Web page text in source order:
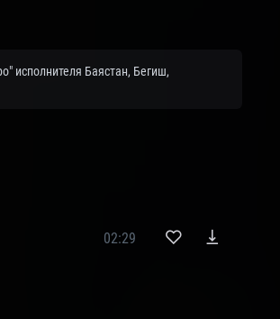
исполнителя Баястан, Бегиш,
02:29